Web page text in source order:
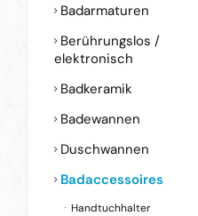
Badarmaturen
Berührungslos /
elektronisch
Badkeramik
Badewannen
Duschwannen
Badaccessoires
Handtuchhalter